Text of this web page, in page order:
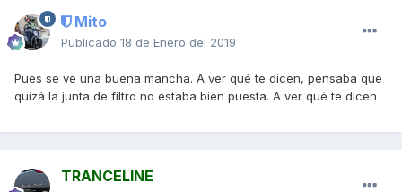
Mito
Publicado 18 de Enero del 2019
Pues se ve una buena mancha. A ver qué te dicen, pensaba que
quizá la junta de filtro no estaba bien puesta. A ver qué te dicen
TRANCELINE